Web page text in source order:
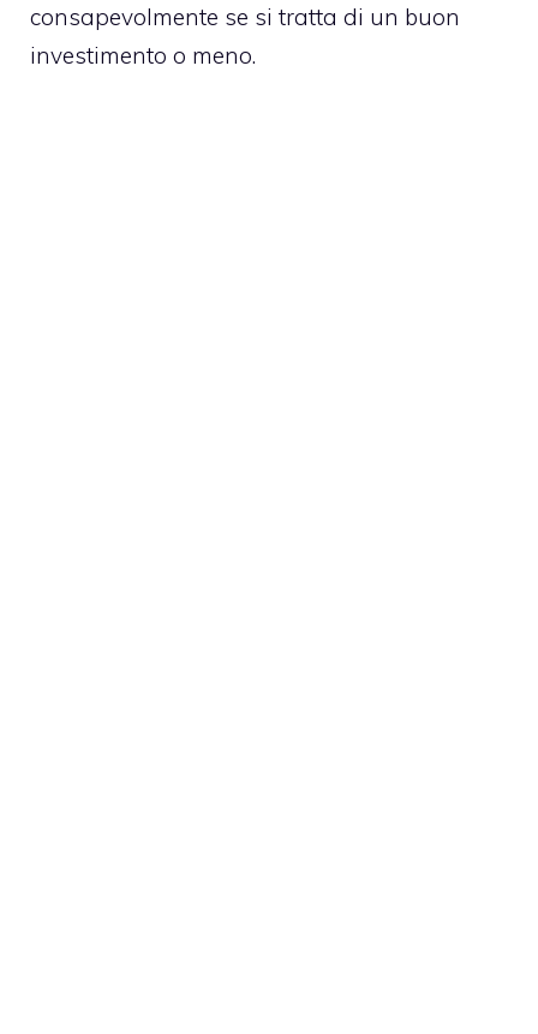
consapevolmente se si tratta di un buon
investimento o meno.